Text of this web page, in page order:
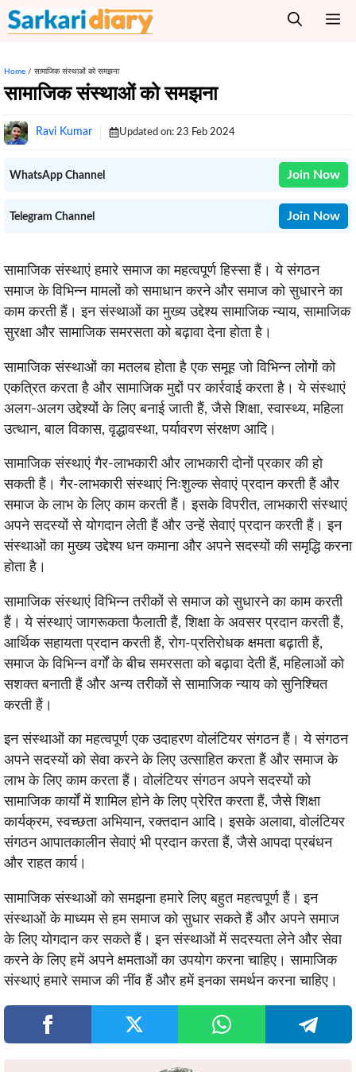
Skip
to
Home / सामाजिक संस्थाओं को समझना
सामाजिक संस्थाओं को समझना
Ravi Kumar Updated on: 23 Feb 2024
WhatsApp Channel Join Now
Telegram Channel Join Now
सामाजिक संस्थाएं हमारे समाज का महत्वपूर्ण हिस्सा हैं। ये संगठन
समाज के विभिन्न मामलों को समाधान करने और समाज को सुधारने का
काम करती हैं। इन संस्थाओं का मुख्य उद्देश्य सामाजिक न्याय, सामाजिक
सुरक्षा और सामाजिक समरसता को बढ़ावा देना होता है।
सामाजिक संस्थाओं का मतलब होता है एक समूह जो विभिन्न लोगों को
एकत्रित करता है और सामाजिक मुद्दों पर कार्रवाई करता है। ये संस्थाएं
अलग-अलग उद्देश्यों के लिए बनाई जाती हैं, जैसे शिक्षा, स्वास्थ्य, महिला
उत्थान, बाल विकास, वृद्धावस्था, पर्यावरण संरक्षण आदि।
सामाजिक संस्थाएं गैर-लाभकारी और लाभकारी दोनों प्रकार की हो
सकती हैं। गैर-लाभकारी संस्थाएं निःशुल्क सेवाएं प्रदान करती हैं और
समाज के लाभ के लिए काम करती हैं। इसके विपरीत, लाभकारी संस्थाएं
अपने सदस्यों से योगदान लेती हैं और उन्हें सेवाएं प्रदान करती हैं। इन
संस्थाओं का मुख्य उद्देश्य धन कमाना और अपने सदस्यों की समृद्धि करना
होता है।
सामाजिक संस्थाएं विभिन्न तरीकों से समाज को सुधारने का काम करती
हैं। ये संस्थाएं जागरूकता फैलाती हैं, शिक्षा के अवसर प्रदान करती हैं,
आर्थिक सहायता प्रदान करती हैं, रोग-प्रतिरोधक क्षमता बढ़ाती हैं,
समाज के विभिन्न वर्गों के बीच समरसता को बढ़ावा देती हैं, महिलाओं को
सशक्त बनाती हैं और अन्य तरीकों से सामाजिक न्याय को सुनिश्चित
करती हैं।
इन संस्थाओं का महत्वपूर्ण एक उदाहरण वोलंटियर संगठन हैं। ये संगठन
अपने सदस्यों को सेवा करने के लिए उत्साहित करता हैं और समाज के
लाभ के लिए काम करता हैं। वोलंटियर संगठन अपने सदस्यों को
सामाजिक कार्यों में शामिल होने के लिए प्रेरित करता हैं, जैसे शिक्षा
कार्यक्रम, स्वच्छता अभियान, रक्तदान आदि। इसके अलावा, वोलंटियर
संगठन आपातकालीन सेवाएं भी प्रदान करता हैं, जैसे आपदा प्रबंधन
और राहत कार्य।
सामाजिक संस्थाओं को समझना हमारे लिए बहुत महत्वपूर्ण हैं। इन
संस्थाओं के माध्यम से हम समाज को सुधार सकते हैं और अपने समाज
के लिए योगदान कर सकते हैं। इन संस्थाओं में सदस्यता लेने और सेवा
करने के लिए हमें अपने क्षमताओं का उपयोग करना चाहिए। सामाजिक
संस्थाएं हमारे समाज की नींव हैं और हमें इनका समर्थन करना चाहिए।